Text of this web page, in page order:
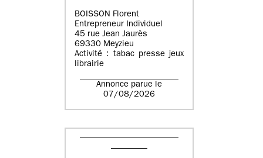
BOISSON Florent
Entrepreneur Individuel
45 rue Jean Jaurès
69330 Meyzieu
Activité : tabac presse jeux
librairie
Annonce parue le
07/08/2026